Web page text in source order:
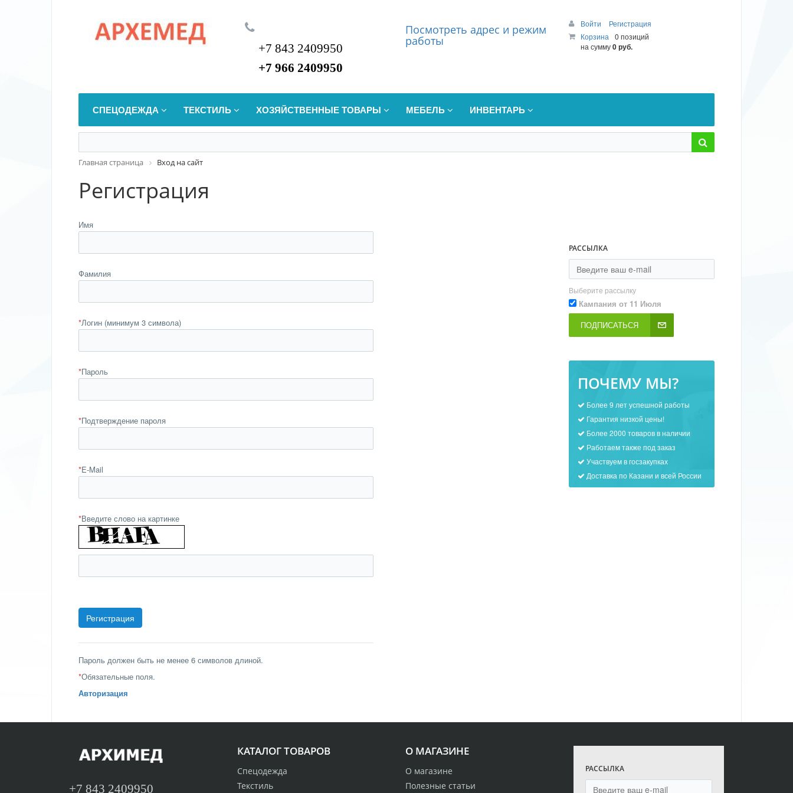
+7 843 2409950
+7 966 2409950
Посмотреть адрес и режим
работы
Войти
Регистрация
Корзина
0 позиций
на сумму0 руб.
СПЕЦОДЕЖДА ТЕКСТИЛЬ ХОЗЯЙСТВЕННЫЕ ТОВАРЫ МЕБЕЛЬ ИНВЕНТАРЬ
Главная страница Вход на сайт
Регистрация
Имя
Фамилия
*Логин (минимум 3 символа)
*Пароль
*Подтверждение пароля
*E-Mail
*Введите слово на картинке
Пароль должен быть не менее 6 символов длиной.
*Обязательные поля.
Авторизация
РАССЫЛКА
Выберите рассылку
Кампания от 11 Июля
ПОДПИСАТЬСЯ
ПОЧЕМУ МЫ?
Более 9 лет успешной работы
Гарантия низкой цены!
Более 2000 товаров в наличии
Работаем также под заказ
Участвуем в госзакупках
Доставка по Казани и всей России
О МАГАЗИНЕ
О магазине
Полезные статьи
КАТАЛОГ ТОВАРОВ
Спецодежда
Текстиль
РАССЫЛКА
+7 843 2409950